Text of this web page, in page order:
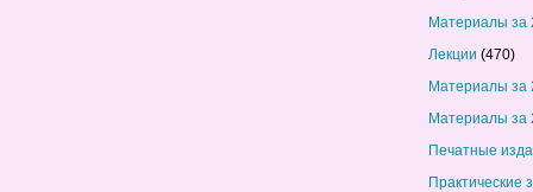
Материалы за
Лекции (470)
Материалы за
Материалы за
Печатные
Практические